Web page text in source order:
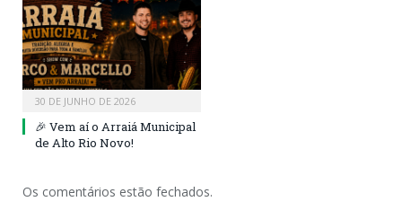
30 DE JUNHO DE 2026
🎉 Vem aí o Arraiá Municipal
de Alto Rio Novo!
Os comentários estão fechados.